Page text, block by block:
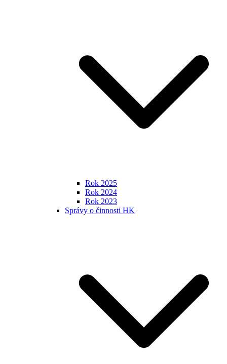
Rok 2025
Rok 2024
Rok 2023
Správy o činnosti HK